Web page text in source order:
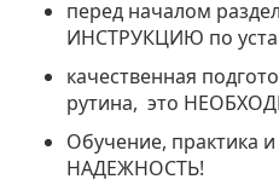
перед началом
ИНСТРУКЦИЮ по
качественная
рутина, это
Обучение, практика
НАДЕЖНОСТЬ!